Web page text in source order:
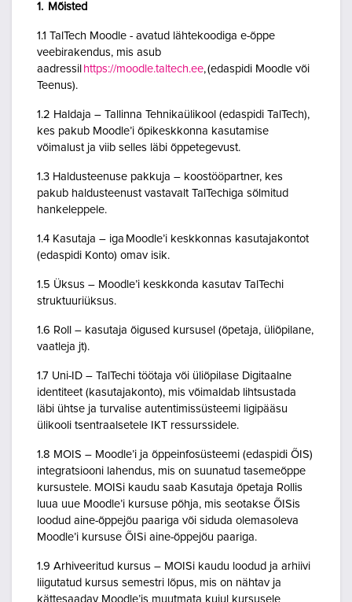
1. Mõisted
1.1 TalTech Moodle - avatud lähtekoodiga e-õppe
veebirakendus, mis asub
aadressil https://moodle.taltech.ee, (edaspidi Moodle või
Teenus).
1.2 Haldaja – Tallinna Tehnikaülikool (edaspidi TalTech),
kes pakub Moodle’i õpikeskkonna kasutamise
võimalust ja viib selles läbi õppetegevust.
1.3 Haldusteenuse pakkuja – koostööpartner, kes
pakub haldusteenust vastavalt TalTechiga sõlmitud
hankeleppele.
1.4 Kasutaja – iga Moodle’i keskkonnas kasutajakontot
(edaspidi Konto) omav isik.
1.5 Üksus – Moodle’i keskkonda kasutav TalTechi
struktuuriüksus.
1.6 Roll – kasutaja õigused kursusel (õpetaja, üliõpilane,
vaatleja jt).
1.7 Uni-ID – TalTechi töötaja või üliõpilase Digitaalne
identiteet (kasutajakonto), mis võimaldab lihtsustada
läbi ühtse ja turvalise autentimissüsteemi ligipääsu
ülikooli tsentraalsetele IKT ressurssidele.
1.8 MOIS – Moodle’i ja õppeinfosüsteemi (edaspidi ÕIS)
integratsiooni lahendus, mis on suunatud tasemeõppe
kursustele. MOISi kaudu saab Kasutaja õpetaja Rollis
luua uue Moodle’i kursuse põhja, mis seotakse ÕISis
loodud aine-õppejõu paariga või siduda olemasoleva
Moodle’i kursuse ÕISi aine-õppejõu paariga.
1.9 Arhiveeritud kursus – MOISi kaudu loodud ja arhiivi
liigutatud kursus semestri lõpus, mis on nähtav ja
kättesaadav Moodle’is muutmata kujul kursusele